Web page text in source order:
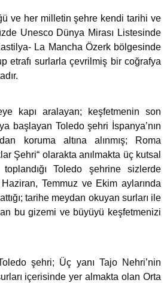
ve her milletin şehre kendi tarihi ve
Unesco Dünya Mirası Listesinde
La Mancha Özerk bölgesinde
etrafı surlarla çevrilmiş bir coğrafya
kapı aralayan; keşfetmenin son
başlayan Toledo şehri İspanya’nın
koruma altına alınmış; Roma
Şehri“ olarakta anılmakta üç kutsal
Toledo şehrine sizlerde
Temmuz ve Ekim aylarında
tarihe meydan okuyan surları ile
bu gizemi ve büyüyü keşfetmenizi
şehri; Üç yanı Tajo Nehri’nin
içerisinde yer almakta olan Orta